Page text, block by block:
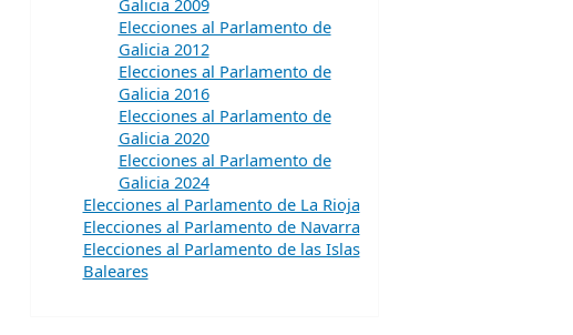
Galicia 2009
Elecciones al Parlamento de
Galicia 2012
Elecciones al Parlamento de
Galicia 2016
Elecciones al Parlamento de
Galicia 2020
Elecciones al Parlamento de
Galicia 2024
Elecciones al Parlamento de La Rioja
Elecciones al Parlamento de Navarra
Elecciones al Parlamento de las Islas
Baleares